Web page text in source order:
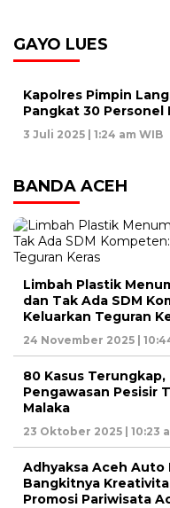
GAYO LUES
Kapolres Pimpin
Pangkat 30 Personel
3 Juli 2025 | 1:24 am WIB
BANDA ACEH
Limbah Plastik
dan Tak Ada SDM
Keluarkan Teguran
24 November 2025 |
80 Kasus
Pengawasan Pesisir
Malaka
23 Oktober 2025 | 10:23
Adhyaksa Aceh Auto
Bangkitnya
Promosi Pariwisata